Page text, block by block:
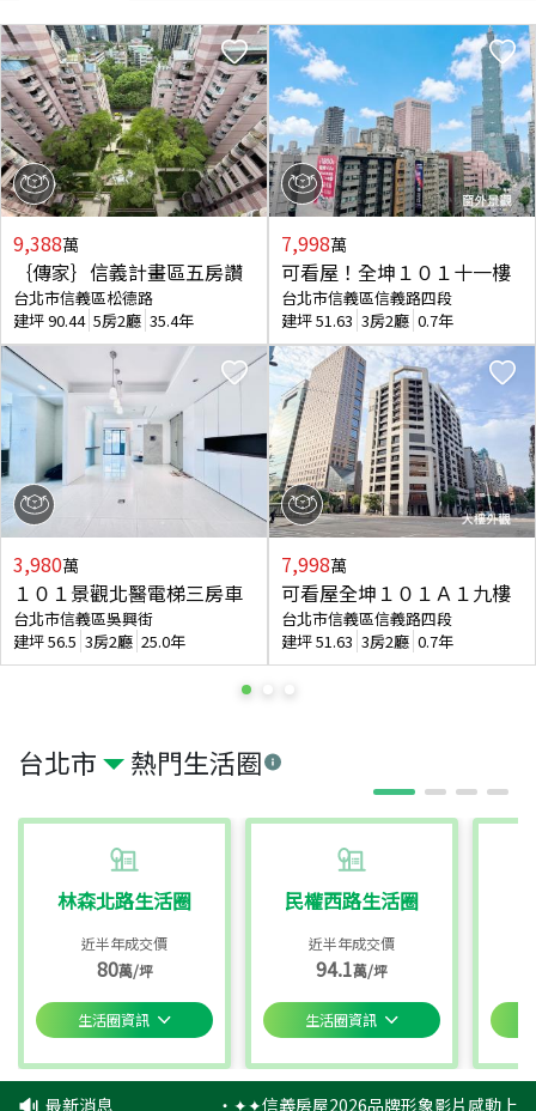
台北市 熱門生活圈
林森北路生活圈
近半年成交價
80萬/坪
生活圈資訊
民權西路生活圈
近半年成交價
94.1萬/坪
生活圈資訊
9,388萬
｛傳家｝信義計畫區五房讚
台北市信義區松德路
建坪90.44 5房2廳 35.4年
3,980萬
１０１景觀北醫電梯三房車
台北市信義區吳興街
建坪56.5 3房2廳 25.0年
7,998萬
可看屋！全坤１０１十一樓
台北市信義區信義路四段
建坪51.63 3房2廳 0.7年
7,998萬
可看屋全坤１０１Ａ１九樓
台北市信義區信義路四段
建坪51.63 3房2廳 0.7年
最新消息 ‧✦✦信義房屋2026品牌形象影片感動上